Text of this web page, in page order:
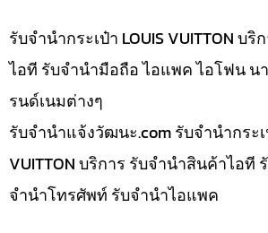
รับจำนำกระเป๋า LOUIS VUITTON บ
ไอที รับจำนำมือถือ ไอแพค ไอโฟน น
รนด์เนมต่างๆ
รับจํานําแจ้งวัฒนะ.com รับจำนำกระเ
VUITTON บริการ รับจำนำสินค้าไอที
จำนำโทรศัพท์ รับจำนำไอแพค